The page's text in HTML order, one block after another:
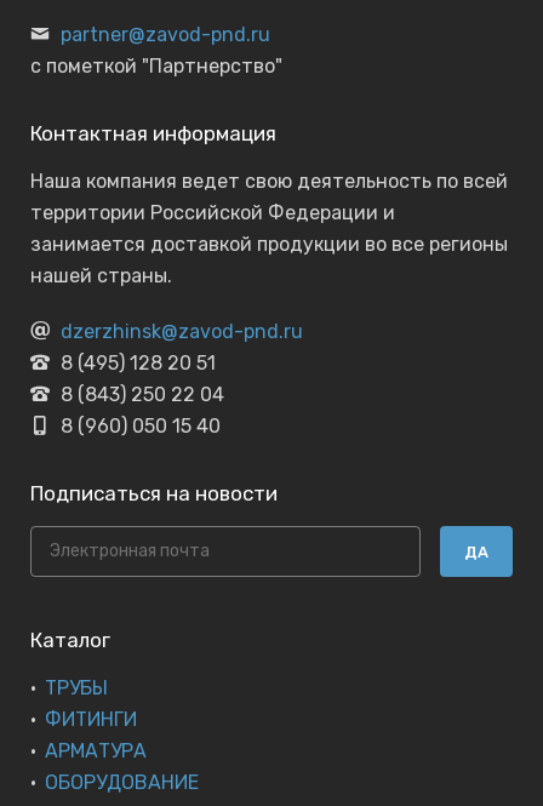
partner@zavod-pnd.ru
с пометкой "Партнерство"
Контактная информация
Наша компания ведет свою деятельность по всей
территории Российской Федерации и
занимается доставкой продукции во все регионы
нашей страны.
dzerzhinsk@zavod-pnd.ru
8 (495) 128 20 51
8 (843) 250 22 04
8 (960) 050 15 40
Подписаться на новости
ДА
Каталог
ТРУБЫ
ФИТИНГИ
АРМАТУРА
ОБОРУДОВАНИЕ